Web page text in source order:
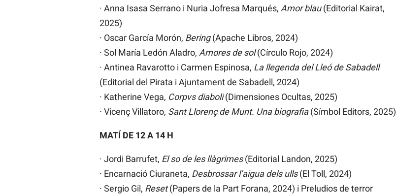
· Anna Isasa Serrano i Nuria Jofresa Marqués, Amor blau(Editorial Kairat,
2025)
· Oscar García Morón, Bering(Apache Libros, 2024)
· Sol María Ledón Aladro, Amores de sol(Círculo Rojo, 2024)
· Antinea Ravarotto i Carmen Espinosa, La llegenda del Lleó de Sabadell
(Editorial del Pirata i Ajuntament de Sabadell, 2024)
· Katherine Vega, Corpvs diaboli(Dimensiones Ocultas, 2025)
· Vicenç Villatoro, Sant Llorenç de Munt. Una biografia(Símbol Editors, 2025)
MATÍ DE 12 A 14 H
· Jordi Barrufet, El so de les llàgrimes(Editorial Landon, 2025)
· Encarnació Ciuraneta, Desbrossar l’aigua dels ulls(El Toll, 2024)
· Sergio Gil, Reset(Papers de la Part Forana, 2024) i Preludios de terror